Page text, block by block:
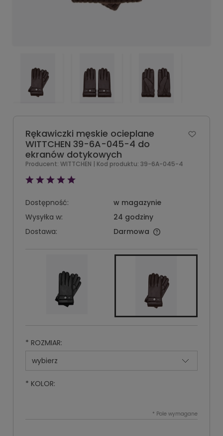
Rękawiczki męskie ocieplane
WITTCHEN 39-6A-045-4 do
ekranów dotykowych
Producent: WITTCHEN | Kod produktu: 39-6A-045-4
Dostępność:
w magazynie
Wysyłka w:
24 godziny
Dostawa:
Darmowa
* ROZMIAR:
* KOLOR:
* Pole wymagane